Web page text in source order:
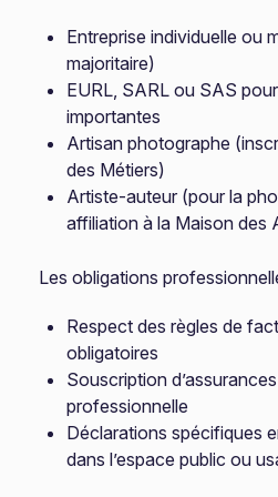
Entreprise individuelle ou
majoritaire)
EURL, SARL ou SAS
importantes
Artisan photographe
des Métiers)
Artiste-auteur (pour la
affiliation à la Maison des
Les obligations
Respect des règles de
obligatoires
Souscription
professionnelle
Déclarations spécifiques
dans l’espace public ou